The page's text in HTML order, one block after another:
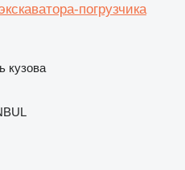
погрузчика
кузова